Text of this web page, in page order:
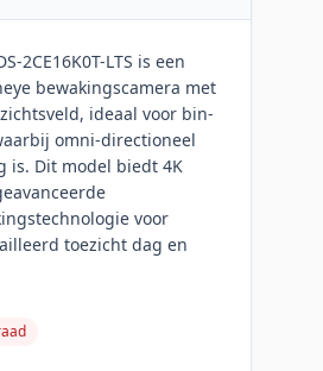
2CE16K0T-LTS is een
bewakingscamera met
ideaal voor bin­
omni-directioneel
is. Dit model biedt 4K
voor
toezicht dag en